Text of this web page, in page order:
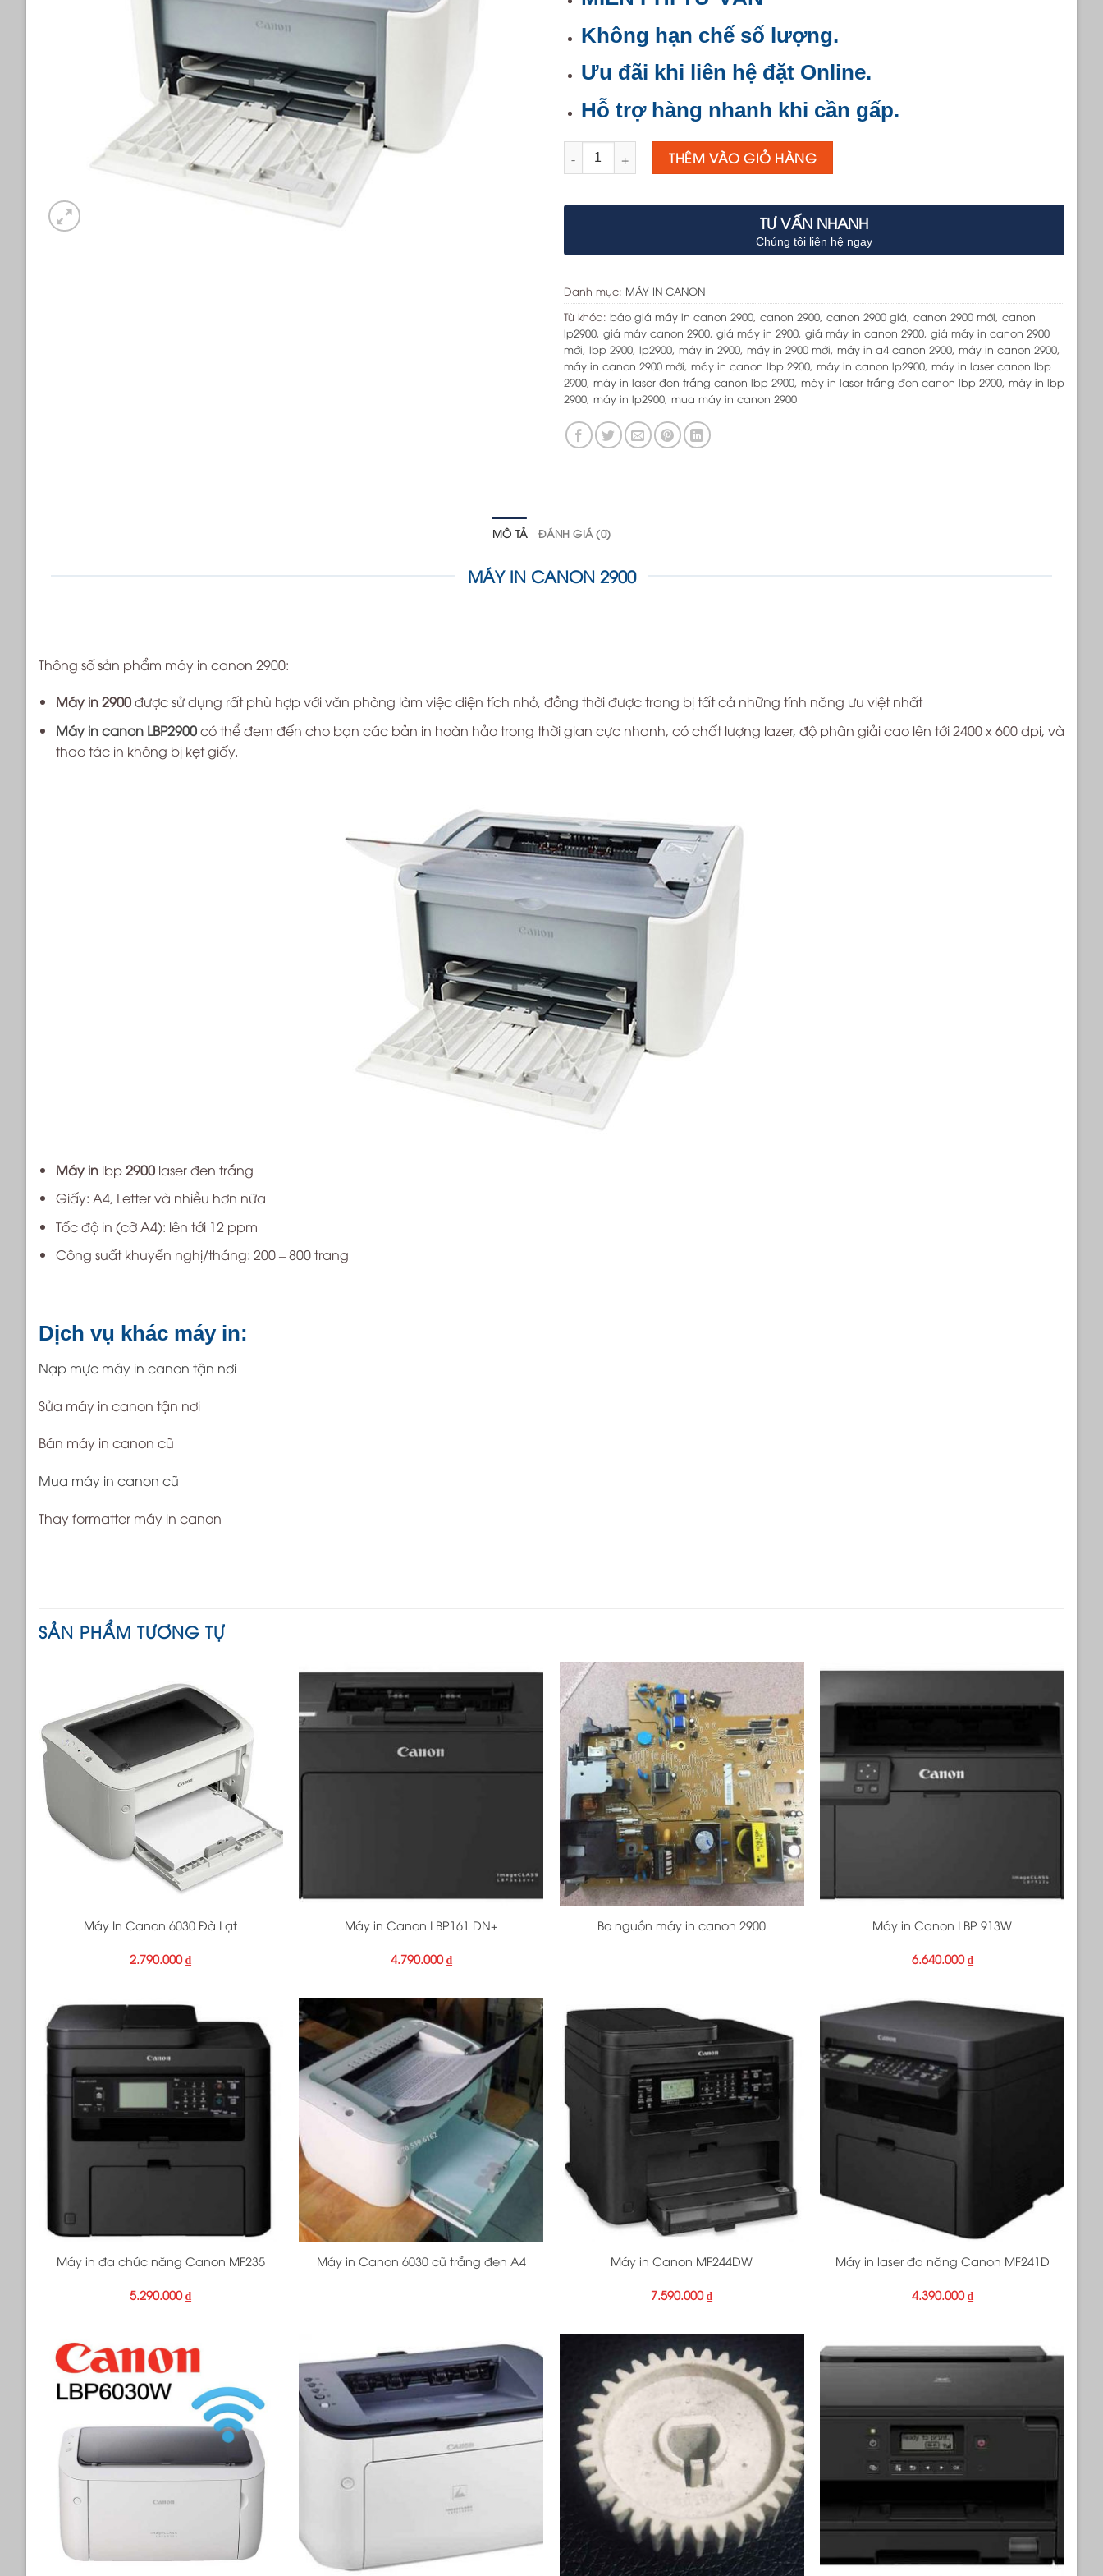
Không hạn chế số lượng.
Ưu đãi khi liên hệ đặt Online.
Hỗ trợ hàng nhanh khi cần gấp.
Số lượng THÊM VÀO GIỎ HÀNG
TƯ VẤN NHANH
Chúng tôi liên hệ ngay
Danh mục: MÁY IN CANON
Từ khóa: báo giá máy in canon 2900, canon 2900, canon 2900 giá, canon 2900 mới, canon
lp2900, giá máy canon 2900, giá máy in 2900, giá máy in canon 2900, giá máy in canon 2900
mới, lbp 2900, lp2900, máy in 2900, máy in 2900 mới, máy in a4 canon 2900, máy in canon 2900,
máy in canon 2900 mới, máy in canon lbp 2900, máy in canon lp2900, máy in laser canon lbp
2900, máy in laser đen trắng canon lbp 2900, máy in laser trắng đen canon lbp 2900, máy in lbp
2900, máy in lp2900, mua máy in canon 2900
MÔ TẢ ĐÁNH GIÁ (0)
MÁY IN CANON 2900
Thông số sản phẩm máy in canon 2900:
Máy in2900được sử dụng rất phù hợp với văn phòng làm việc diện tích nhỏ, đồng thời được trang bị tất cả những tính năng ưu việt nhất
Máy in canon LBP2900có thể đem đến cho bạn các bản in hoàn hảo trong thời gian cực nhanh, có chất lượng lazer, độ phân giải cao lên tới 2400 x 600 dpi, và
thao tác in không bị kẹt giấy.
Máy inlbp2900laser đen trắng
Giấy: A4, Letter và nhiều hơn nữa
Tốc độ in (cỡ A4): lên tới 12 ppm
Công suất khuyến nghị/tháng: 200 – 800 trang
Dịch vụ khác máy in:
Nạp mực máy in canon tận nơi
Sửa máy in canon tận nơi
Bán máy in canon cũ
Mua máy in canon cũ
Thay formatter máy in canon
SẢN PHẨM TƯƠNG TỰ
Máy In Canon 6030 Đà Lạt
2.790.000₫
Máy in Canon LBP161 DN+
4.790.000₫
+
Bo nguồn máy in canon 2900 Máy in Canon LBP 913W
6.640.000₫
Máy in đa chức năng Canon MF235
5.290.000₫
Máy in Canon 6030 cũ trắng đen A4 Máy in Canon MF244DW
7.590.000₫
Máy in laser đa năng Canon MF241D
4.390.000₫
+ + +